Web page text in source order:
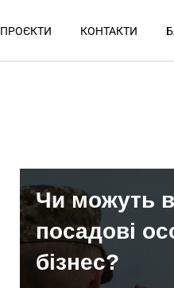
ПРОЄКТИ КОНТАКТИ
Чи можуть
посадові
бізнес?